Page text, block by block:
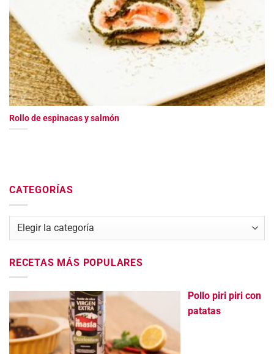
Rollo de espinacas y salmón
CATEGORÍAS
Categorías
RECETAS MÁS POPULARES
Pollo piri piri con
patatas